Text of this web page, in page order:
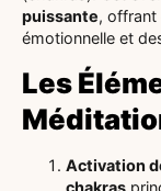
puissante, offrant
émotionnelle et
Les
Activation
chakras